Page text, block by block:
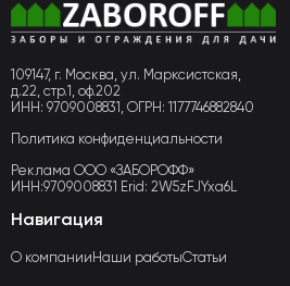
109147, г. Москва, ул. Марксистская,
д.22, стр.1, оф.202
ИНН: 9709008831, ОГРН: 1177746882840
Политика конфиденциальности
Реклама ООО «ЗАБОРОФФ»
ИНН:9709008831 Erid: 2W5zFJYxa6L
Навигация
О компании Наши работыСтатьи